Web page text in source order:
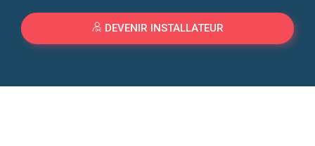
DEVENIR INSTALLATEUR